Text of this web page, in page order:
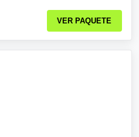
VER PAQUETE